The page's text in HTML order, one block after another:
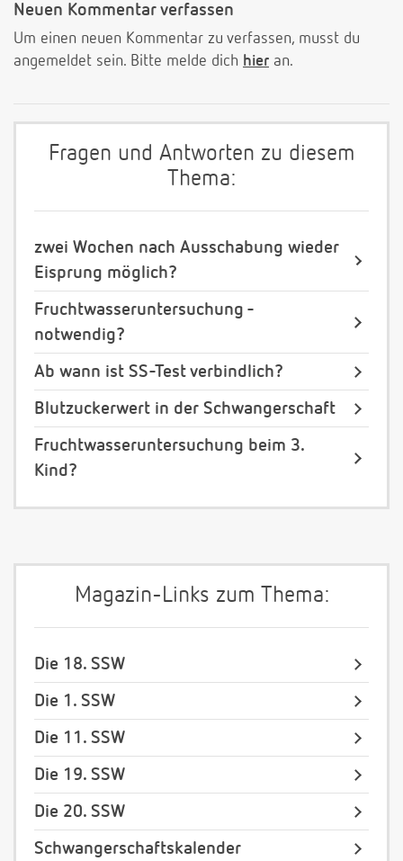
Neuen Kommentar verfassen
Um einen neuen Kommentar zu verfassen, musst du
angemeldet sein. Bitte melde dich hier an.
Fragen und Antworten zu diesem
Thema:
zwei Wochen nach Ausschabung wieder
Eisprung möglich?
Fruchtwasseruntersuchung -
notwendig?
Ab wann ist SS-Test verbindlich?
Blutzuckerwert in der Schwangerschaft
Fruchtwasseruntersuchung beim 3.
Kind?
Magazin-Links zum Thema:
Die 18. SSW
Die 1. SSW
Die 11. SSW
Die 19. SSW
Die 20. SSW
Schwangerschaftskalender